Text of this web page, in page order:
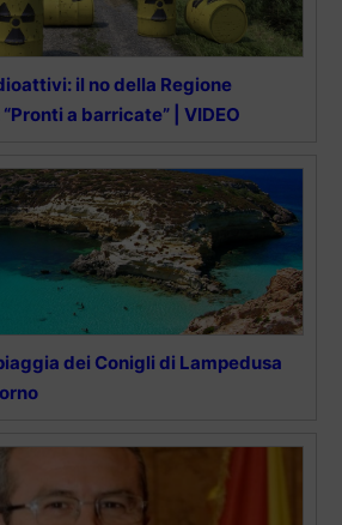
il no della Regione
a barricate” | VIDEO
dei Conigli di Lampedusa